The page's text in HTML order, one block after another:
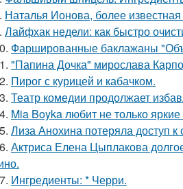
Наталья Ионова, более
Лайфхак недели: как быстро
Фаршированные баклажаны
"Папина Дочка" мирослава
Пирог с курицей и кабачком.
Театр комедии продолжает
Mia Boyka любит не только
Лиза Анохина потеряла доступ
Актриса Елена Цыплакова
Ингредиенты: * Черри.